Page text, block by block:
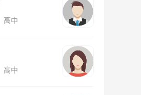
高中
高中